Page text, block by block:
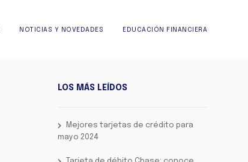
NOTICIAS Y NOVEDADES EDUCACIÓN FINANCIERA
LOS MÁS LEÍDOS
Mejores tarjetas de crédito para
mayo 2024